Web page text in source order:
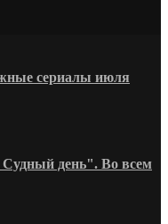
сериалы июля
день". Во всем